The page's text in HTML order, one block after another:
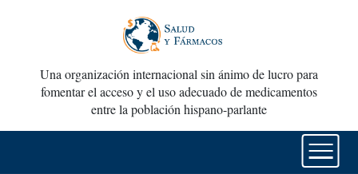
Una organización internacional sin ánimo de lucro para
fomentar el acceso y el uso adecuado de medicamentos
entre la población hispano-parlante